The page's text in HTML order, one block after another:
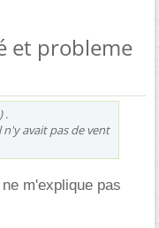
et probleme
.
avait pas de vent
m'explique pas